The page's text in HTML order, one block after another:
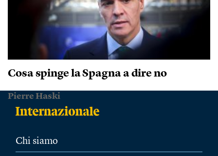
Cosa spinge la Spagna a dire no
Pierre Haski
Chi siamo